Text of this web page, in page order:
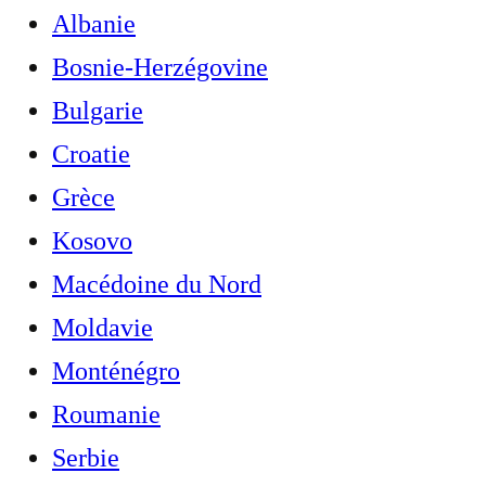
Albanie
Bosnie-Herzégovine
Bulgarie
Croatie
Grèce
Kosovo
Macédoine du Nord
Moldavie
Monténégro
Roumanie
Serbie